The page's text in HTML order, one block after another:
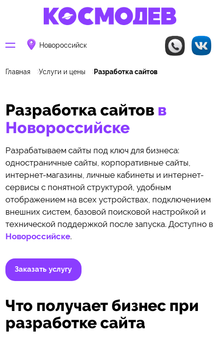
Новороссийск
Главная Услуги и цены Разработка сайтов
Разработка сайтов в
Новороссийске
Разрабатываем сайты под ключ для бизнеса:
одностраничные сайты, корпоративные сайты,
интернет-магазины, личные кабинеты и интернет-
сервисы с понятной структурой, удобным
отображением на всех устройствах, подключением
внешних систем, базовой поисковой настройкой и
технической поддержкой после запуска. Доступно в
Новороссийске.
Заказать услугу
Что получает бизнес при
разработке сайта